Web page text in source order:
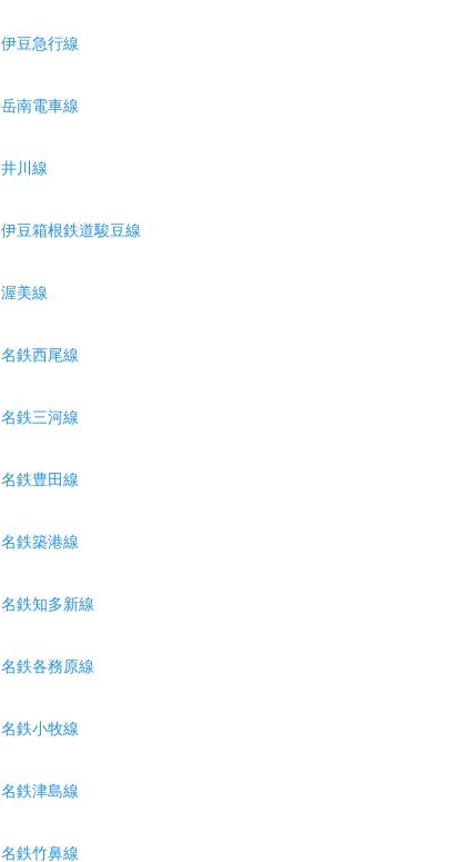
伊豆急行線
岳南電車線
井川線
伊豆箱根鉄道駿豆線
渥美線
名鉄西尾線
名鉄三河線
名鉄豊田線
名鉄築港線
名鉄知多新線
名鉄各務原線
名鉄小牧線
名鉄津島線
名鉄竹鼻線